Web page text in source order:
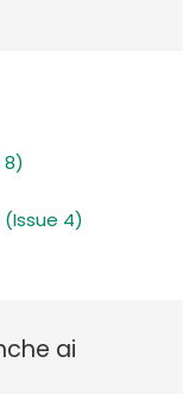
4)
ai